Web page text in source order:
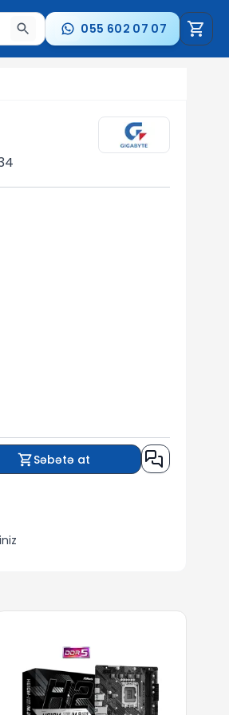
keçid etmək üçün ox
055 602 07 07
Səbətə at